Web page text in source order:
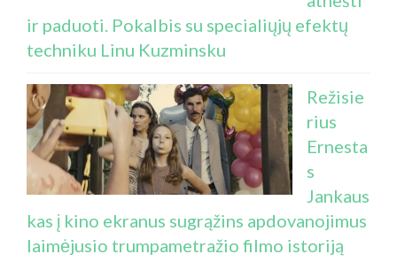
ir paduoti. Pokalbis su specialiųjų efektų
techniku Linu Kuzminsku
Režisie
rius
Ernesta
s
Jankaus
kas į kino ekranus sugrąžins apdovanojimus
laimėjusio trumpametražio filmo istoriją